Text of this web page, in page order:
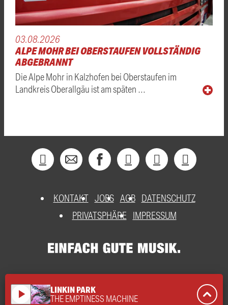
03.08.2026
ALPE MOHR BEI OBERSTAUFEN VOLLSTÄNDIG
ABGEBRANNT
Die Alpe Mohr in Kalzhofen bei Oberstaufen im
Landkreis Oberallgäu ist am späten …
KONTAKT JOBS AGB DATENSCHUTZ
PRIVATSPHÄRE
IMPRESSUM
play_arrow LINKIN PARK
THE EMPTINESS MACHINE